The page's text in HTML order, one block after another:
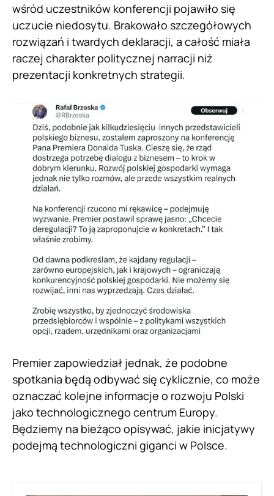
wśród uczestników konferencji pojawiło się
uczucie niedosytu. Brakowało szczegółowych
rozwiązań i twardych deklaracji, a całość miała
raczej charakter politycznej narracji niż
prezentacji konkretnych strategii.
Premier zapowiedział jednak, że podobne
spotkania będą odbywać się cyklicznie, co może
oznaczać kolejne informacje o rozwoju Polski
jako technologicznego centrum Europy.
Będziemy na bieżąco opisywać, jakie inicjatywy
podejmą technologiczni giganci w Polsce.